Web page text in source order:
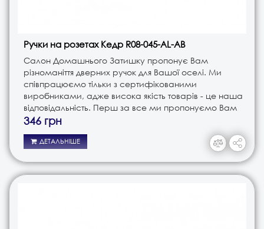
Ручки на розетах Кедр R08-045-AL-AB
Салон Домашнього Затишку пропонує Вам
різноманіття дверних ручок для Вашої оселі. Ми
співпрацюємо тільки з сертифікованими
виробниками, адже висока якість товарів - це наша
відповідальність. Перш за все ми пропонуємо Вам
ручки різного типу. Це і ручки на планці, і ручки на
розеті, і ручки кноби. В з..
346 грн
ДЕТАЛЬНІШЕ